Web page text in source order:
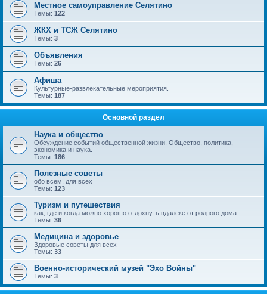
Местное самоуправление Селятино
Темы: 122
ЖКХ и ТСЖ Селятино
Темы: 3
Объявления
Темы: 26
Афиша
Культурные-развлекательные мероприятия.
Темы: 187
Основной раздел
Наука и общество
Обсуждение событий общественной жизни. Общество, политика,
экономика и наука.
Темы: 186
Полезные советы
обо всем, для всех
Темы: 123
Туризм и путешествия
как, где и когда можно хорошо отдохнуть вдалеке от родного дома
Темы: 36
Медицина и здоровье
Здоровые советы для всех
Темы: 33
Военно-исторический музей "Эхо Войны"
Темы: 3